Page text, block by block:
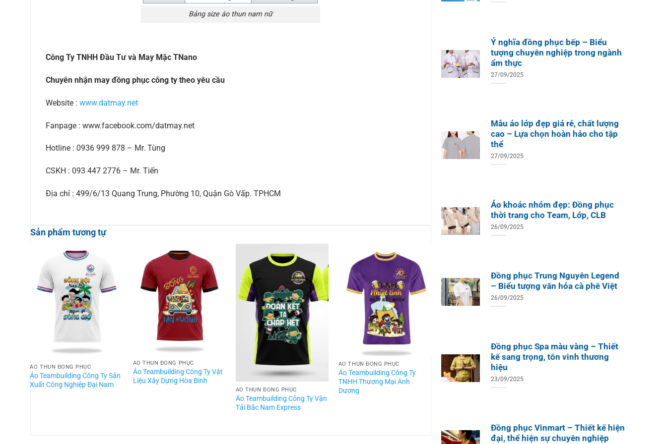
Bảng size áo thun nam nữ
Công Ty TNHH Đầu Tư và May Mặc TNano
Chuyên nhận may đồng phục công ty theo yêu cầu
Website : www.datmay.net
Fanpage : www.facebook.com/datmay.net
Hotline : 0936 999 878 – Mr. Tùng
CSKH : 093 447 2776 – Mr. Tiến
Địa chỉ : 499/6/13 Quang Trung, Phường 10, Quận Gò Vấp. TPHCM
Sản phẩm tương tự
ÁO THUN ĐỒNG PHỤC
Áo Teambuilding Công Ty Sản
Xuất Công Nghiệp Đại Nam
ÁO THUN ĐỒNG PHỤC
Áo Teambuilding Công Ty Vật
Liệu Xây Dựng Hòa Bình
ÁO THUN ĐỒNG PHỤC
Áo Teambuilding Công Ty Vận
Tải Bắc Nam Express
ÁO THUN ĐỒNG PHỤC
Áo Teambuilding Công Ty
TNHH Thương Mại Ánh
Dương
Ý nghĩa đồng phục bếp – Biểu
tượng chuyên nghiệp trong ngành
ẩm thực
27/09/2025
Mẫu áo lớp đẹp giá rẻ, chất lượng
cao – Lựa chọn hoàn hảo cho tập
thể
27/09/2025
Áo khoác nhóm đẹp: Đồng phục
thời trang cho Team, Lớp, CLB
26/09/2025
Đồng phục Trung Nguyên Legend
– Biểu tượng văn hóa cà phê Việt
26/09/2025
Đồng phục Spa màu vàng – Thiết
kế sang trọng, tôn vinh thương
hiệu
23/09/2025
Đồng phục Vinmart – Thiết kế hiện
đại, thể hiện sự chuyên nghiệp